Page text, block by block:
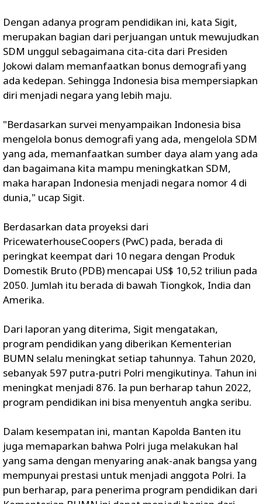
Dengan adanya program pendidikan ini, kata Sigit,
merupakan bagian dari perjuangan untuk mewujudkan
SDM unggul sebagaimana cita-cita dari Presiden
Jokowi dalam memanfaatkan bonus demografi yang
ada kedepan. Sehingga Indonesia bisa mempersiapkan
diri menjadi negara yang lebih maju.
"Berdasarkan survei menyampaikan Indonesia bisa
mengelola bonus demografi yang ada, mengelola SDM
yang ada, memanfaatkan sumber daya alam yang ada
dan bagaimana kita mampu meningkatkan SDM,
maka harapan Indonesia menjadi negara nomor 4 di
dunia," ucap Sigit.
Berdasarkan data proyeksi dari
PricewaterhouseCoopers (PwC) pada, berada di
peringkat keempat dari 10 negara dengan Produk
Domestik Bruto (PDB) mencapai US$ 10,52 triliun pada
2050. Jumlah itu berada di bawah Tiongkok, India dan
Amerika.
Dari laporan yang diterima, Sigit mengatakan,
program pendidikan yang diberikan Kementerian
BUMN selalu meningkat setiap tahunnya. Tahun 2020,
sebanyak 597 putra-putri Polri mengikutinya. Tahun ini
meningkat menjadi 876. Ia pun berharap tahun 2022,
program pendidikan ini bisa menyentuh angka seribu.
Dalam kesempatan ini, mantan Kapolda Banten itu
juga memaparkan bahwa Polri juga melakukan hal
yang sama dengan menyaring anak-anak bangsa yang
mempunyai prestasi untuk menjadi anggota Polri. Ia
pun berharap, para penerima program pendidikan dari